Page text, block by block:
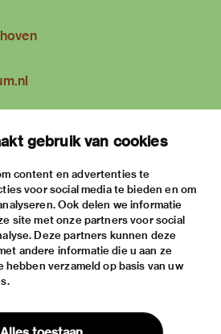
gebruik van cookies
content en advertenties te
voor social media te bieden en om
Ook delen we informatie
site met onze partners voor social
Deze partners kunnen deze
andere informatie die u aan ze
verzameld op basis van uw